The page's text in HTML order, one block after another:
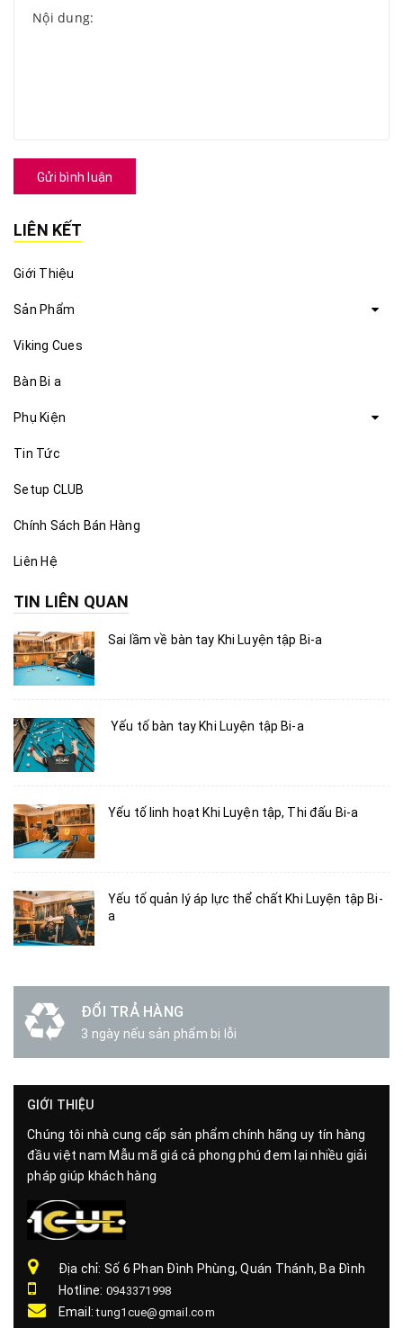
Gửi bình luận
LIÊN KẾT
Giới Thiệu
Sản Phẩm
Viking Cues
Bàn Bi a
Phụ Kiện
Tin Tức
Setup CLUB
Chính Sách Bán Hàng
Liên Hệ
TIN LIÊN QUAN
Sai lầm về bàn tay Khi Luyện tập Bi-a
Yếu tố bàn tay Khi Luyện tập Bi-a
Yếu tố linh hoạt Khi Luyện tập, Thi đấu Bi-a
Yếu tố quản lý áp lực thể chất Khi Luyện tập Bi-
a
ĐỔI TRẢ HÀNG
3 ngày nếu sản phẩm bị lỗi
GIỚI THIỆU
Chúng tôi nhà cung cấp sản phẩm chính hãng uy tín hàng
đầu việt nam Mẫu mã giá cả phong phú đem lại nhiều giải
pháp giúp khách hàng
Địa chỉ: Số 6 Phan Đình Phùng, Quán Thánh, Ba Đình
Hotline: 0943371998
Email:tung1cue@gmail.com